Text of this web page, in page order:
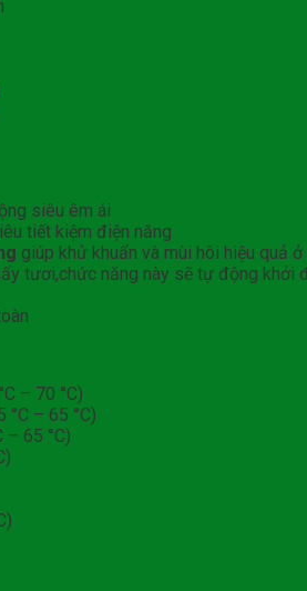
siêu êm ái
tiết kiệm điện năng
giúp khử khuẩn và mùi hôi hiệu quả ở
tươi,chức năng này sẽ tự động
– 70 °C)
– 65 °C)
– 65 °C)